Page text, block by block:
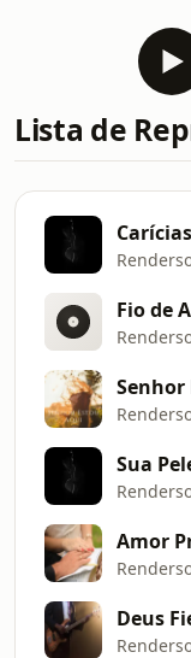
Lista de
Carícias
Fio de
Senhor
Sua
Amor
Deus